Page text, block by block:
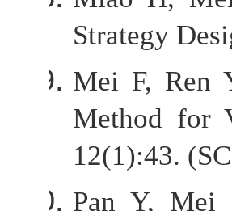
Strategy
Mei F, Ren
Method for
12(1):43.
Pan Y, Mei